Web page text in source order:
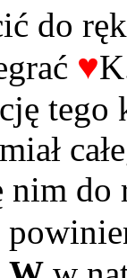
do
♥
miał
nim